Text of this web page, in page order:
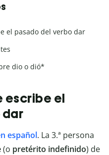
el pasado del verbo dar
dio o dió*
escribe el
dar
español. La 3.ª persona
(o pretérito indefinido) de